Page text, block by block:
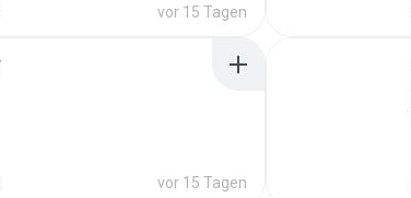
vor 15 Tagen
vor 15 Tagen